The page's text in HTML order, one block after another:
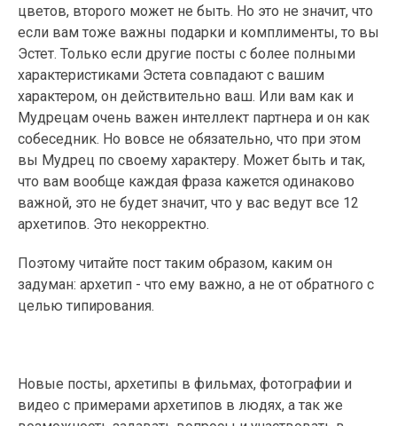
цветов, второго может не быть. Но это не значит, что
если вам тоже важны подарки и комплименты, то вы
Эстет. Только если другие посты с более полными
характеристиками Эстета совпадают с вашим
характером, он действительно ваш. Или вам как и
Мудрецам очень важен интеллект партнера и он как
собеседник. Но вовсе не обязательно, что при этом
вы Мудрец по своему характеру. Может быть и так,
что вам вообще каждая фраза кажется одинаково
важной, это не будет значит, что у вас ведут все 12
архетипов. Это некорректно.
Поэтому читайте пост таким образом, каким он
задуман: архетип - что ему важно, а не от обратного с
целью типирования.
Новые посты, архетипы в фильмах, фотографии и
видео с примерами архетипов в людях, а так же